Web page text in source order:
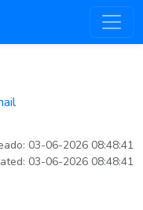
03-06-2026 08:48:41
03-06-2026 08:48:41